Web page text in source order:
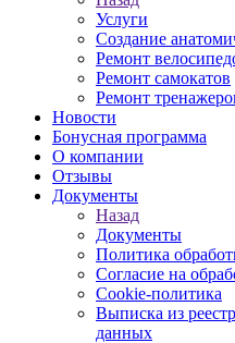
Услуги
Создание
Ремонт
Ремонт самокатов
Ремонт
Новости
Бонусная программа
О компании
Отзывы
Документы
Назад
Документы
Политика
Согласие на
Cookie-политика
Выписка из
данных